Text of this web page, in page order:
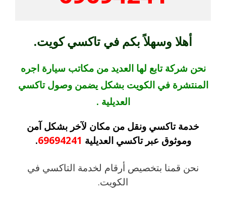
أهلا وسهلاً بكم في تاكسي كويت.
نحن شركة تابع لها العديد من مكاتب سيارة اجره
المنتشرة في الكويت بشكل يضمن وصول تاكسي
العديلية .
خدمة تاكسي ونقل من مكان لآخر بشكل آمن
وموثوق عبر تاكسي العديلية 69694241
.
نحن قمنا بتخصيص أرقام لخدمة التاكسي في
الكويت.